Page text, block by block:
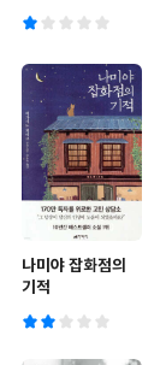
나미야 잡화점의
기적